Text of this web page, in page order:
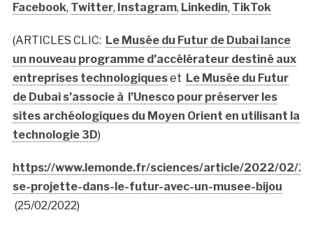
Facebook, Twitter, Instagram, Linkedin, TikTok
(ARTICLES CLIC: Le Musée du Futur de Dubai lance
un nouveau programme d’accélérateur destiné aux
entreprises technologiqueset Le Musée du Futur
de Dubai s’associe à l’Unesco pour préserver les
sites archéologiques du Moyen Orient en utilisant la
technologie 3D)
https://www.lemonde.fr/sciences/article/2022/02/
se-projette-dans-le-futur-avec-un-musee-bijou
(25/02/2022)